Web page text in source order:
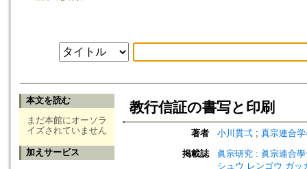
本文を読む
まだ本館にオーソラ
イズされていません
加えサービス
教行信証の書写と印刷
著者 小川貫弌 ; 真宗連合
掲載誌
眞宗研究 : 眞宗連合
シュウ レンゴウ ガッ